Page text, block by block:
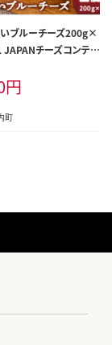
いブルーチーズ200g×
チーズコンテス
円
町